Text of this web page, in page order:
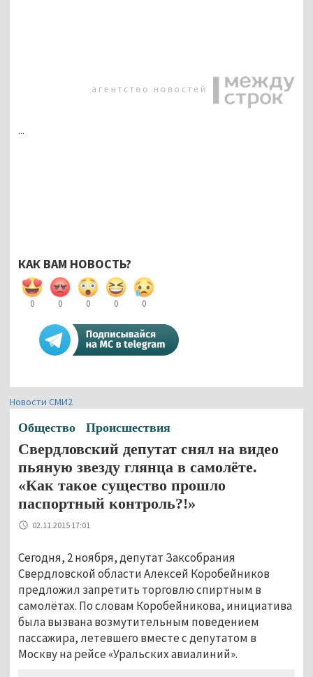
...
КАК ВАМ НОВОСТЬ?
0 0 0 0 0
Новости СМИ2
Общество Происшествия
Свердловский депутат снял на видео
пьяную звезду глянца в самолёте.
«Как такое существо прошло
паспортный контроль?!»
02.11.2015 17:01
Сегодня, 2 ноября, депутат Заксобрания
Свердловской области Алексей Коробейников
предложил запретить торговлю спиртным в
самолётах. По словам Коробейникова, инициатива
была вызвана возмутительным поведением
пассажира, летевшего вместе с депутатом в
Москву на рейсе «Уральских авиалиний».